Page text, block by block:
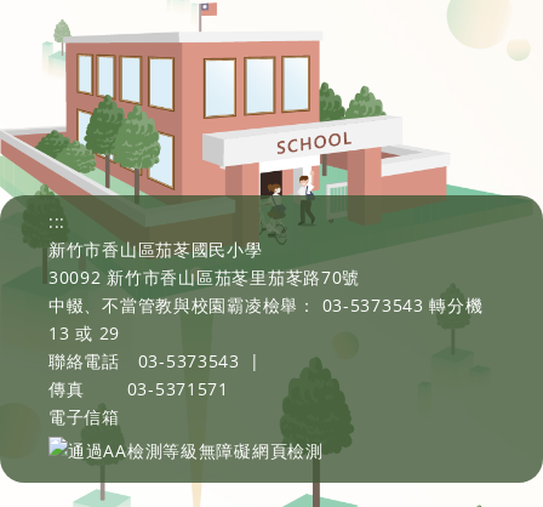
:::
新竹市香山區茄苳國民小學
30092 新竹市香山區茄苳里茄苳路70號
中輟、不當管教與校園霸凌檢舉： 03-5373543 轉分機
13 或 29
聯絡電話
03-5373543
|
傳真
03-5371571
電子信箱